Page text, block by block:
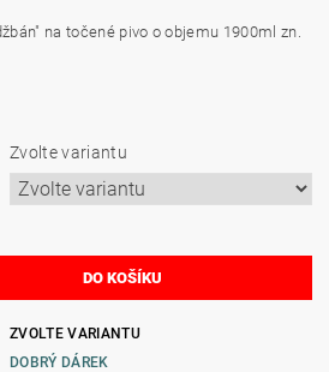
na točené pivo o objemu 1900ml zn.
Zvolte variantu
ZVOLTE VARIANTU
DOBRÝ DÁREK